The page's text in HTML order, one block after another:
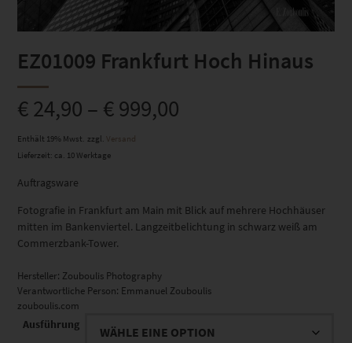
EZ01009 Frankfurt Hoch Hinaus
€24,90 – €999,00
Enthält 19% Mwst. zzgl. Versand
Lieferzeit: ca. 10 Werktage
Auftragsware
Fotografie in Frankfurt am Main mit Blick auf mehrere Hochhäuser
mitten im Bankenviertel. Langzeitbelichtung in schwarz weiß am
Commerzbank-Tower.
Hersteller: Zouboulis Photography
Verantwortliche Person: Emmanuel Zouboulis
zouboulis.com
Ausführung